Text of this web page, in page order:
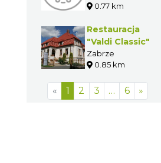
0.77 km
Restauracja
"Valdi Classic"
Zabrze
0.85 km
« 1 2 3 … 6 »